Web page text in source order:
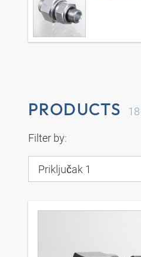
PRODUCTS 18
Filter by:
Priključak 1